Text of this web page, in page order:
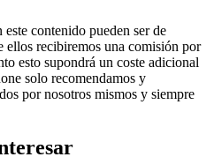
contenido pueden ser de
ellos recibiremos una comisión por
esto supondrá un coste adicional
solo recomendamos y
por nosotros mismos y siempre